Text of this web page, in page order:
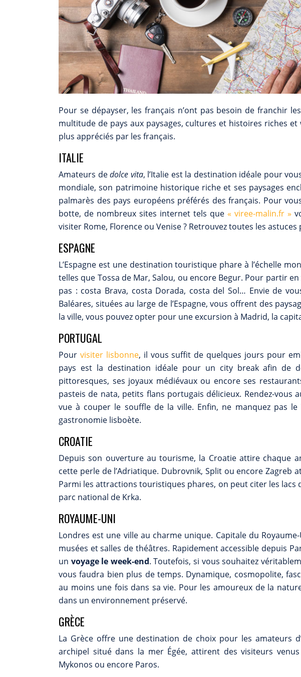
Pour se dépayser, les français n’ont pas besoin de franchir
multitude de pays aux paysages, cultures et histoires riches
plus appréciés par les français.
ITALIE
Amateurs dedolce vita, l’Italie est la destination idéale pour
mondiale, son patrimoine historique riche et ses paysages
palmarès des pays européens préférés des français. Pour
botte, de nombreux sites internet tels que « viree-malin.fr »
visiter Rome, Florence ou Venise ? Retrouvez toutes les
ESPAGNE
L’Espagne est une destination touristique phare à l’échelle
telles que Tossa de Mar, Salou, ou encore Begur. Pour partir
pas : costa Brava, costa Dorada, costa del Sol… Envie de
Baléares, situées au large de l’Espagne, vous offrent des
la ville, vous pouvez opter pour une excursion à Madrid, la
PORTUGAL
Pour visiter lisbonne, il vous suffit de quelques jours pour
pays est la destination idéale pour un city break afin de
pittoresques, ses joyaux médiévaux ou encore ses
pasteis de nata, petits flans portugais délicieux. Rendez-vous
vue à couper le souffle de la ville. Enfin, ne manquez pas
gastronomie lisboète.
CROATIE
Depuis son ouverture au tourisme, la Croatie attire chaque
cette perle de l’Adriatique. Dubrovnik, Split ou encore Zagreb
Parmi les attractions touristiques phares, on peut citer les lacs
parc national de Krka.
ROYAUME-UNI
Londres est une ville au charme unique. Capitale du
musées et salles de théâtres. Rapidement accessible depuis
un voyage le week-end. Toutefois, si vous souhaitez
vous faudra bien plus de temps. Dynamique, cosmopolite,
au moins une fois dans sa vie. Pour les amoureux de la
dans un environnement préservé.
GRÈCE
La Grèce offre une destination de choix pour les amateurs
archipel situé dans la mer Égée, attirent des visiteurs
Mykonos ou encore Paros.